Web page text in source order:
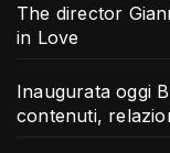
The director
in Love
Inaugurata oggi
contenuti,